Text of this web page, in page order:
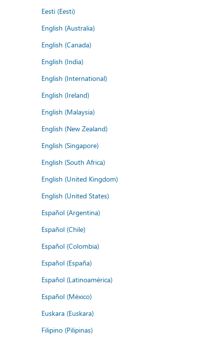
Eesti (Eesti)
English (Australia)
English (Canada)
English (India)
English (International)
English (Ireland)
English (Malaysia)
English (New Zealand)
English (Singapore)
English (South Africa)
English (United Kingdom)
English (United States)
Español (Argentina)
Español (Chile)
Español (Colombia)
Español (España)
Español (Latinoamérica)
Español (México)
Euskara (Euskara)
Filipino (Pilipinas)